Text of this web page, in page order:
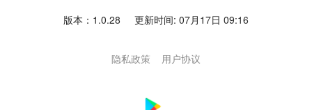
版本：1.0.28 更新时间: 07月17日 09:16
隐私政策 用户协议